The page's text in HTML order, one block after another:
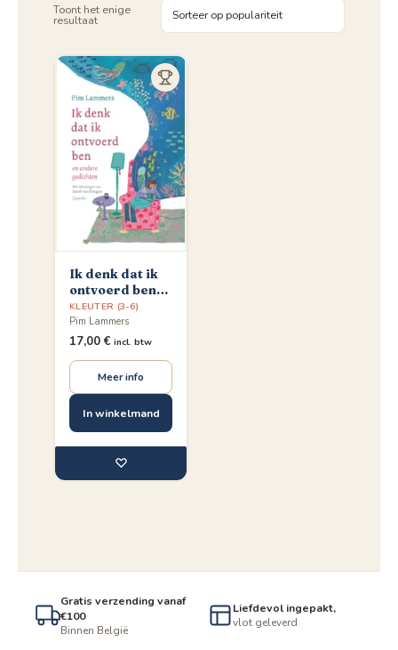
Toont het enige
resultaat
Ik denk dat ik
ontvoerd ben
en andere
gedichten
KLEUTER (3-6)
Pim Lammers
17,00 € incl. btw
Meer info
In winkelmand
♡
Gratis verzending vanaf
€100
Binnen België
Liefdevol ingepakt,
vlot geleverd